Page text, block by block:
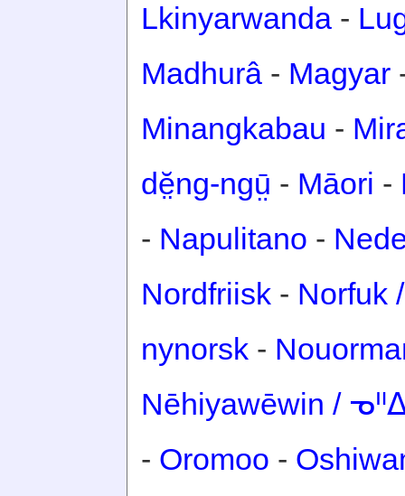
Lkinyarwanda -
Madhurâ - Magyar
Minangkabau -
dĕ̤ng-ngṳ̄ - Māori -
- Napulitano -
Nordfriisk - Norfuk
nynorsk -
Nēhiyawēwin /
- Oromoo -